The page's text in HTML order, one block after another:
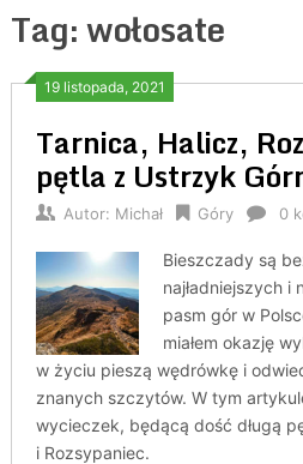
Tag:wołosate
19 listopada, 2021
Tarnica, Halicz,
pętla z Ustrzyk
Autor: Michał Góry 0
Bieszczady są
najładniejszych i
pasm gór w
miałem okazję
w życiu pieszą wędrówkę i
znanych szczytów. W tym
wycieczek, będącą dość długą
i Rozsypaniec.